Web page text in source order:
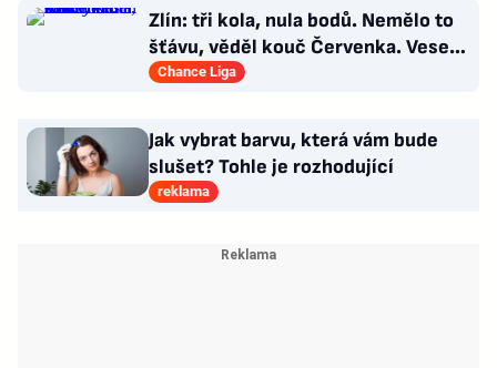
Zlín: tři kola, nula bodů. Nemělo to
šťávu, věděl kouč Červenka. Veselý
dostal dárek
Chance Liga
Jak vybrat barvu, která vám bude
slušet? Tohle je rozhodující
reklama